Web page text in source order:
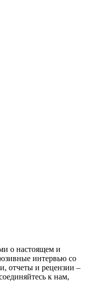
о настоящем и
интервью со
отчеты и рецензии –
к нам,